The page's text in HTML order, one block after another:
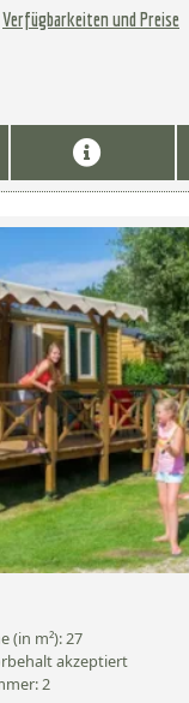
Verfügbarkeiten und Preise
(in m²): 27
akzeptiert
2